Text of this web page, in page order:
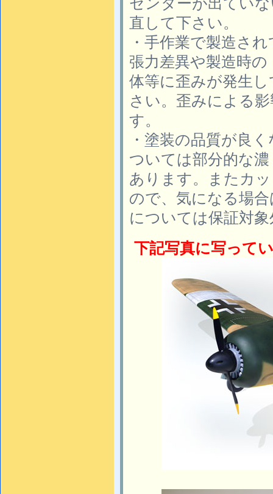
直して下さい。
・手作業で製造さ
張力差異や製造時
体等に歪みが発生
さい。歪みによる
す。
・塗装の品質が良
ついては部分的な
あります。またカ
ので、気になる場
については保証対
下記写真に写って